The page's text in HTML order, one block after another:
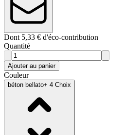
Dont 5,33 € d'éco-contribution
Quantité
Ajouter au panier
Couleur
béton bellato+ 4 Choix